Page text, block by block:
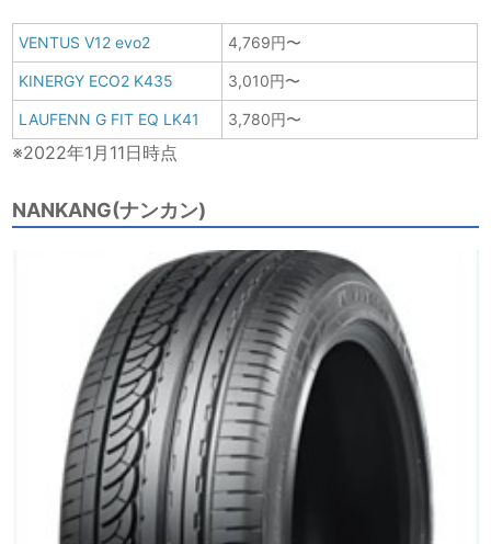
VENTUS V12 evo2 4,769円〜
KINERGY ECO2 K435 3,010円〜
LAUFENN G FIT EQ LK41 3,780円〜
※2022年1月11日時点
NANKANG(ナンカン)